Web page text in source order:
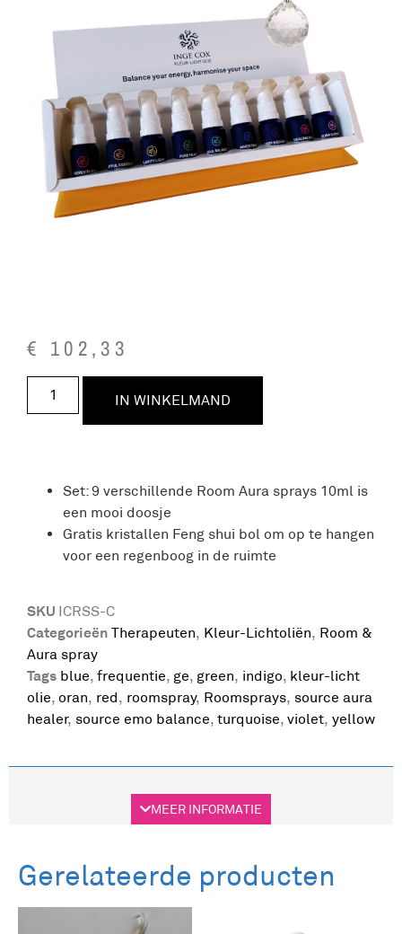
€ 102,33
IN WINKELMAND
Set: 9 verschillende Room Aura sprays 10ml is
een mooi doosje
Gratis kristallen Feng shui bol om op te hangen
voor een regenboog in de ruimte
SKU ICRSS-C
Categorieën Therapeuten, Kleur-Lichtoliën, Room &
Aura spray
Tags blue, frequentie, ge, green, indigo, kleur-licht
olie, oran, red, roomspray, Roomsprays, source aura
healer, source emo balance, turquoise, violet, yellow
Beschrijving
is een mooi doosje
MEER INFORMATIE
Gerelateerde producten